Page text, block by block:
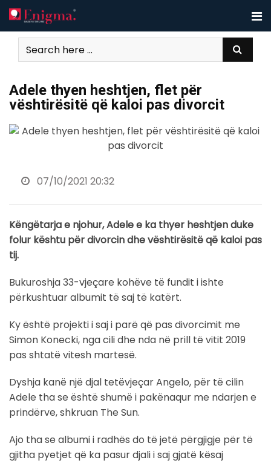
Skip
to
content
Adele thyen heshtjen, flet për
vështirësitë që kaloi pas divorcit
07/10/2021 20:32
Këngëtarja e njohur, Adele e ka thyer heshtjen duke
folur kështu për divorcin dhe vështirësitë që kaloi pas
tij.
Bukuroshja 33-vjeçare kohëve të fundit i ishte
përkushtuar albumit të saj të katërt.
Ky është projekti i saj i parë që pas divorcimit me
Simon Konecki, nga cili dhe nda në prill të vitit 2019
pas shtatë vitesh martesë.
Dyshja kanë një djal tetëvjeçar Angelo, për të cilin
Adele tha se është shumë i pakënaqur me ndarjen e
prindërve, shkruan The Sun.
Ajo tha se albumi i radhës do të jetë përgjigje për të
gjitha pyetjet që ka pasur djali i saj gjatë kësaj